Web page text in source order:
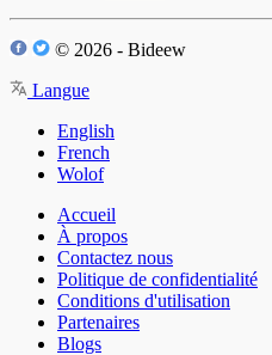
© 2026 - Bideew
Langue
English
French
Wolof
Accueil
À propos
Contactez nous
Politique de confidentialité
Conditions d'utilisation
Partenaires
Blogs